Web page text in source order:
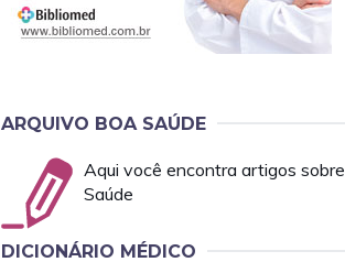
ARQUIVO BOA SAÚDE
Aqui você encontra artigos sobre
Saúde
DICIONÁRIO MÉDICO